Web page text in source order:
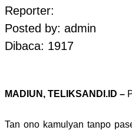
Reporter:
Posted by: admin
Dibaca: 1917
MADIUN, TELIKSANDI.ID –
Tan ono kamulyan tanpo